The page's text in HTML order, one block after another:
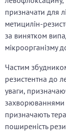
призначати для
метицилін-
за винятком
мікроорганізму
Частим
резистентна до
уваги,
захворюваннями
призначають
поширеність